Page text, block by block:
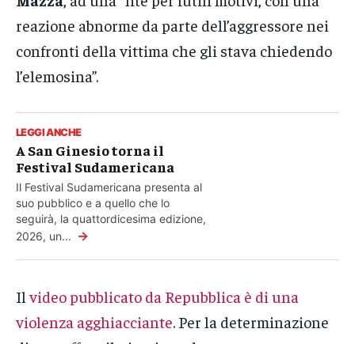
reazione abnorme da parte dell’aggressore nei
confronti della vittima che gli stava chiedendo
l’elemosina”.
LEGGI ANCHE
A San Ginesio torna il
Festival Sudamericana
Il Festival Sudamericana presenta al
suo pubblico e a quello che lo
seguirà, la quattordicesima edizione,
2026, un... →
Ilvideo pubblicato da Repubblica è di una
violenza agghiacciante. Per la determinazione